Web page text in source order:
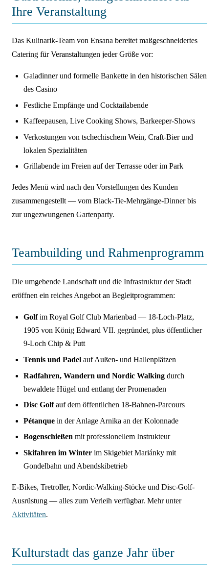
Ihre Veranstaltung
Das Kulinarik-Team von Ensana bereitet maßgeschneidertes
Catering für Veranstaltungen jeder Größe vor:
Galadinner und formelle Bankette in den historischen Sälen
des Casino
Festliche Empfänge und Cocktailabende
Kaffeepausen, Live Cooking Shows, Barkeeper-Shows
Verkostungen von tschechischem Wein, Craft-Bier und
lokalen Spezialitäten
Grillabende im Freien auf der Terrasse oder im Park
Jedes Menü wird nach den Vorstellungen des Kunden
zusammengestellt — vom Black-Tie-Mehrgänge-Dinner bis
zur ungezwungenen Gartenparty.
Teambuilding und Rahmenprogramm
Die umgebende Landschaft und die Infrastruktur der Stadt
eröffnen ein reiches Angebot an Begleitprogrammen:
Golfim Royal Golf Club Marienbad — 18-Loch-Platz,
1905 von König Edward VII. gegründet, plus öffentlicher
9-Loch Chip & Putt
Tennis und Padel auf Außen- und Hallenplätzen
Radfahren, Wandern und Nordic Walking durch
bewaldete Hügel und entlang der Promenaden
Disc Golfauf dem öffentlichen 18-Bahnen-Parcours
Pétanque in der Anlage Arnika an der Kolonnade
Bogenschießen mit professionellem Instrukteur
Skifahren im Winter im Skigebiet Mariánky mit
Gondelbahn und Abendskibetrieb
E-Bikes, Tretroller, Nordic-Walking-Stöcke und Disc-Golf-
Ausrüstung — alles zum Verleih verfügbar. Mehr unter
Aktivitäten.
Kulturstadt das ganze Jahr über